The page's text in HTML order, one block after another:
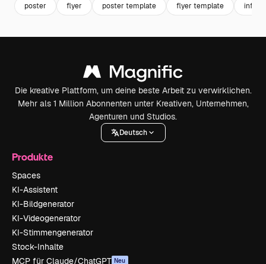
poster flyer poster template flyer template
Die kreative Plattform, um deine beste Arbeit zu verwirklichen.
Mehr als 1 Million Abonnenten unter Kreativen, Unternehmen,
Agenturen und Studios.
Deutsch
Produkte
Spaces
KI-Assistent
KI-Bildgenerator
KI-Videogenerator
KI-Stimmengenerator
Stock-Inhalte
MCP für Claude/ChatGPT Neu